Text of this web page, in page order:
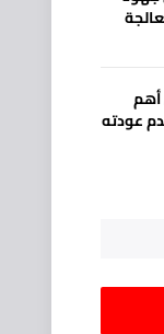
عودته